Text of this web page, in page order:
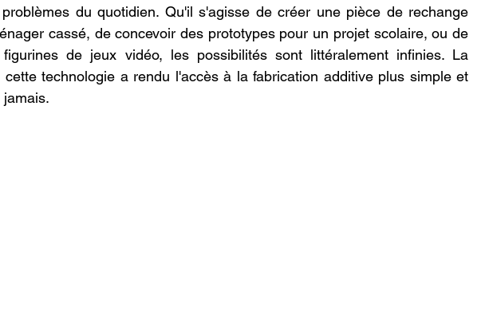
du quotidien. Qu'il s'agisse de créer une pièce de rechange
cassé, de concevoir des prototypes pour un projet scolaire, ou de
de jeux vidéo, les possibilités sont littéralement infinies. La
cette technologie a rendu l'accès à la fabrication additive plus simple et